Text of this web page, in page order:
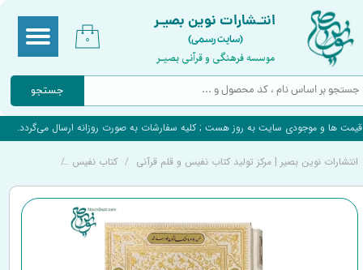
جستجو
۰
انتـشارات نوین بصیـر
موسسه فرهنگی و قرآنی بصیـر
(سایت رسمی)
قیمت ها و موجودی سایت به روز هست ; کلیه سفارشات به صورت روزانه ارسال می‌گردد.
انتشارات نوین بصیر | مرکز تولید کتاب نفیس و قلم قرآنی کتاب نفیس